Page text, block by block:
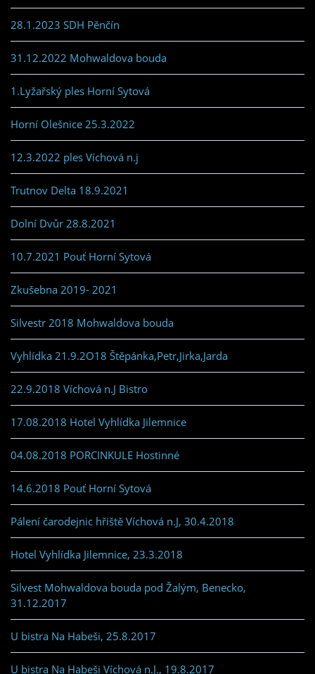
28.1.2023 SDH Pěnčín
31.12.2022 Mohwaldova bouda
1.Lyžařský ples Horní Sytová
Horní Olešnice 25.3.2022
12.3.2022 ples Víchová n.j
Trutnov Delta 18.9.2021
Dolní Dvůr 28.8.2021
10.7.2021 Pouť Horní Sytová
Zkušebna 2019- 2021
Silvestr 2018 Mohwaldova bouda
Vyhlídka 21.9.2O18 Štěpánka,Petr,Jirka,Jarda
22.9.2018 Víchová n.J Bistro
17.08.2018 Hotel Vyhlídka Jilemnice
04.08.2018 PORCINKULE Hostinné
14.6.2018 Pouť Horní Sytová
Pálení čarodejnic hřiště Víchová n.J, 30.4.2018
Hotel Vyhlídka Jilemnice, 23.3.2018
Silvest Mohwaldova bouda pod Žalým, Benecko,
31.12.2017
U bistra Na Habeši, 25.8.2017
U bistra Na Habeši Víchová n.J., 19.8.2017